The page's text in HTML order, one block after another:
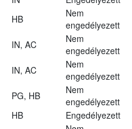
HB
Nem
engedélyezett
IN, AC
Nem
engedélyezett
IN, AC
Nem
engedélyezett
PG, HB
Nem
engedélyezett
HB Engedélyezett